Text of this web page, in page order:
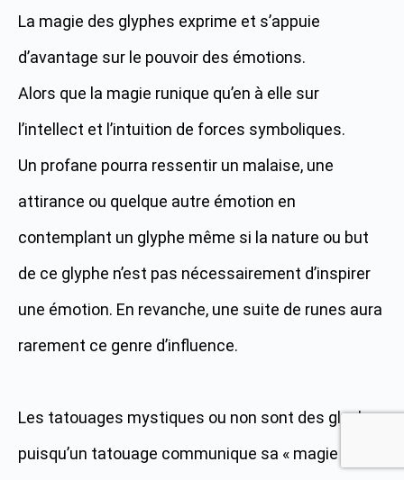
La magie des glyphes exprime et s’appuie
d’avantage sur le pouvoir des émotions.
Alors que la magie runique qu’en à elle sur
l’intellect et l’intuition de forces symboliques.
Un profane pourra ressentir un malaise, une
attirance ou quelque autre émotion en
contemplant un glyphe même si la nature ou but
de ce glyphe n’est pas nécessairement d’inspirer
une émotion. En revanche, une suite de runes aura
rarement ce genre d’influence.
Les tatouages mystiques ou non sont des glyphes
puisqu’un tatouage communique sa « magie » via